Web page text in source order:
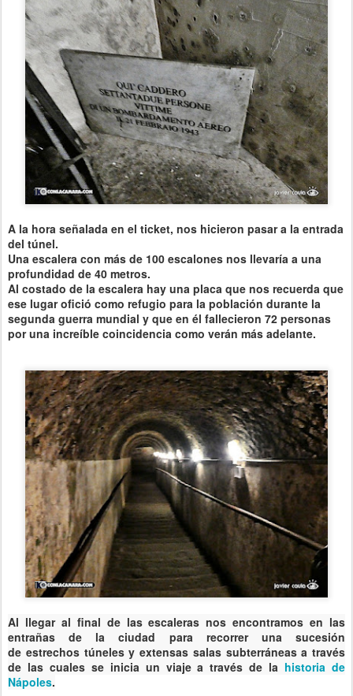
A la hora señalada en el ticket, nos hicieron pasar a la entrada
del túnel.
Una escalera con más de 100 escalones nos llevaría a una
profundidad de 40 metros.
Al costado de la escalera hay una placa que nos recuerda que
ese lugar ofició como refugio para la población durante la
segunda guerra mundial y que en él fallecieron 72 personas
por una increíble coincidencia como verán más adelante.
Al llegar al final de las escaleras nos encontramos en las
entrañas de la ciudad para recorrer una sucesión
de estrechos túneles y extensas salas subterráneasa través
de las cuales se inicia un viaje a través de la historia de
Nápoles.